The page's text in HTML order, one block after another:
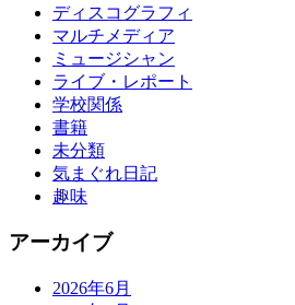
ディスコグラフィ
マルチメディア
ミュージシャン
ライブ・レポート
学校関係
書籍
未分類
気まぐれ日記
趣味
アーカイブ
2026年6月